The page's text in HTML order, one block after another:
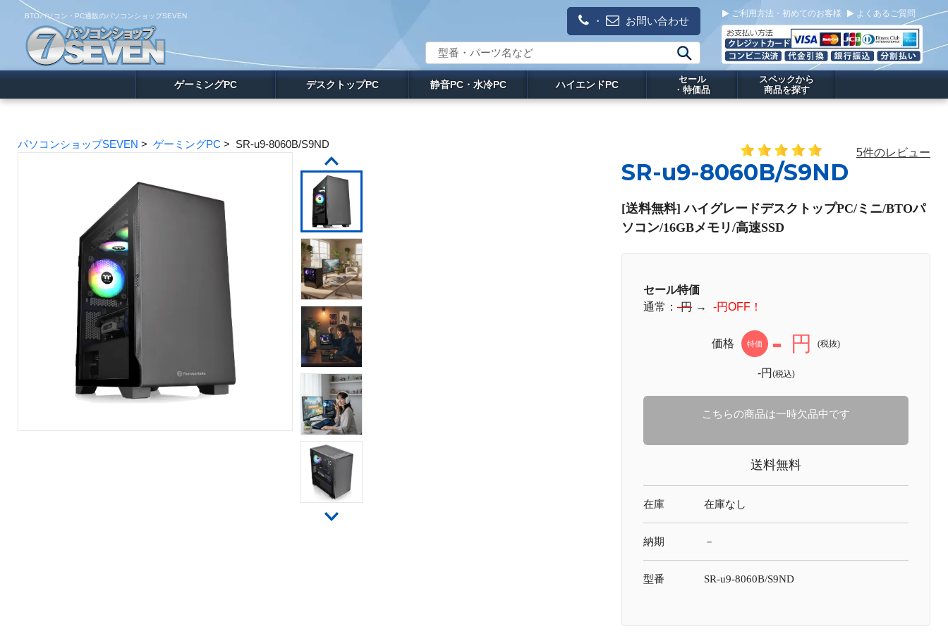
BTOパソコン・PC通販のパソコンショップSEVEN ・ お問い合わせ
ご利用方法・初めてのお客様 よくあるご質問
ゲーミングPC デスクトップPC 静音PC・水冷PC ハイエンドPC
セール
・特価品
スペックから
商品を探す
パソコンショップSEVEN > ゲーミングPC > SR-u9-8060B/S9ND
SR-u9-8060B/S9ND
5件のレビュー
[送料無料] ハイグレードデスクトップPC/ミニ/BTOパ
ソコン/16GBメモリ/高速SSD
セール特価
通常：-円 → -円OFF！
価格 特価 - 円 (税抜)
-円 (税込)
こちらの商品は一時欠品中です
送料無料
在庫 在庫なし
納期 －
型番 SR-u9-8060B/S9ND